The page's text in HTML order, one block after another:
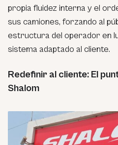
propia fluidez interna y el
sus camiones, forzando al
estructura del operador en
sistema adaptado al cliente.
Redefinir al cliente: El
Shalom